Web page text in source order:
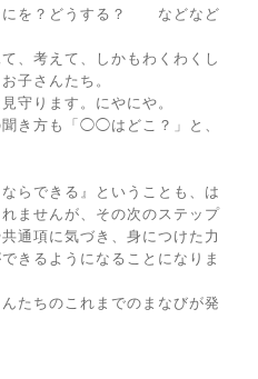
にを？どうする？ などなど
、考えて、しかもわくわくし
子さんたち。
守ります。にやにや。
き方も「◯◯はどこ？」と、
らできる』ということも、は
ませんが、その次のステップ
通項に気づき、身につけた力
きるようになることになりま
たちのこれまでのまなびが発